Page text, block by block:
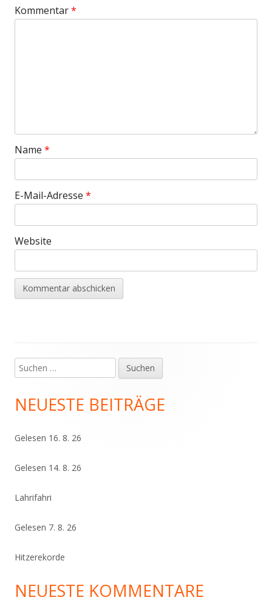
Kommentar*
Name *
E-Mail-Adresse *
Website
Haupt-
Seitenleiste
Suchen
nach:
NEUESTE BEITRÄGE
Gelesen 16. 8. 26
Gelesen 14. 8. 26
Lahrifahri
Gelesen 7. 8. 26
Hitzerekorde
NEUESTE KOMMENTARE